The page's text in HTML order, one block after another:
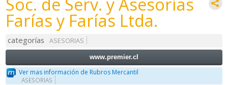
Farías y Farías Ltda.
categorías ASESORIAS
www.premier.cl
Ver mas información de Rubros Mercantil
ASESORIAS